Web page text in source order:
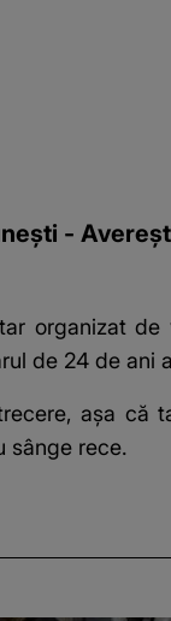
-
organizat
de 24 de ani
așa că
sânge rece.